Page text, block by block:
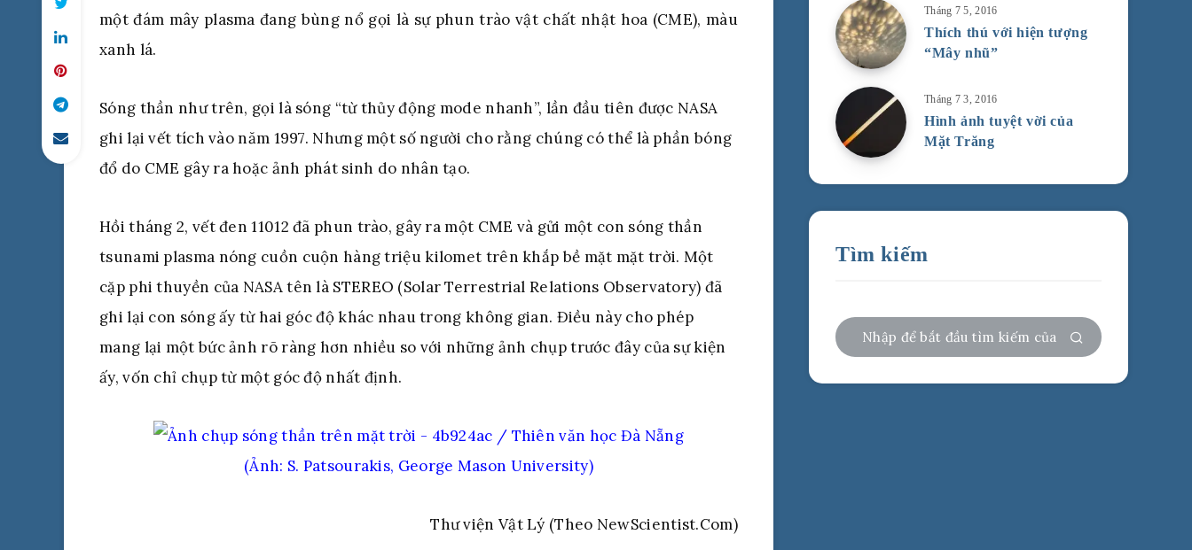
một đám mây plasma đang bùng nổ gọi là sự phun trào vật chất nhật hoa (CME), màu
xanh lá.
Sóng thần như trên, gọi là sóng “từ thủy động mode nhanh”, lần đầu tiên được NASA
ghi lại vết tích vào năm 1997. Nhưng một số người cho rằng chúng có thể là phần bóng
đổ do CME gây ra hoặc ảnh phát sinh do nhân tạo.
Hồi tháng 2, vết đen 11012 đã phun trào, gây ra một CME và gửi một con sóng thần
tsunami plasma nóng cuồn cuộn hàng triệu kilomet trên khắp bề mặt mặt trời. Một
cặp phi thuyền của NASA tên là STEREO (Solar Terrestrial Relations Observatory) đã
ghi lại con sóng ấy từ hai góc độ khác nhau trong không gian. Điều này cho phép
mang lại một bức ảnh rõ ràng hơn nhiều so với những ảnh chụp trước đây của sự kiện
ấy, vốn chỉ chụp từ một góc độ nhất định.
(Ảnh: S. Patsourakis, George Mason University)
Thư viện Vật Lý (Theo NewScientist.Com)
Tháng 7 5, 2016
Thích thú với hiện tượng
“Mây nhũ”
Tháng 7 3, 2016
Hình ảnh tuyệt vời của
Mặt Trăng
Tìm kiếm